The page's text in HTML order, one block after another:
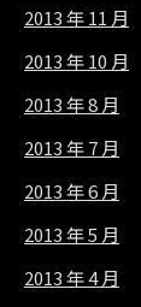
2013 年 11 月
2013 年 10 月
2013 年 8 月
2013 年 7 月
2013 年 6 月
2013 年 5 月
2013 年 4 月